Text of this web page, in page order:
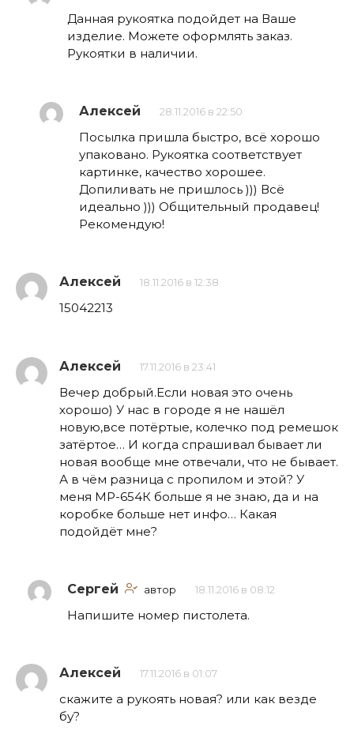
Данная рукоятка подойдет на Ваше
изделие. Можете оформлять заказ.
Рукоятки в наличии.
Алексей 28.11.2016 в 22:50
Посылка пришла быстро, всё хорошо
упаковано. Рукоятка соответствует
картинке, качество хорошее.
Допиливать не пришлось ))) Всё
идеально ))) Общительный продавец!
Рекомендую!
Алексей 18.11.2016 в 12:38
15042213
Алексей 17.11.2016 в 23:41
Вечер добрый.Если новая это очень
хорошо) У нас в городе я не нашёл
новую,все потёртые, колечко под ремешок
затёртое… И когда спрашивал бывает ли
новая вообще мне отвечали, что не бывает.
А в чём разница с пропилом и этой? У
меня МР-654К больше я не знаю, да и на
коробке больше нет инфо… Какая
подойдёт мне?
Сергей автор 18.11.2016 в 08:12
Напишите номер пистолета.
Алексей 17.11.2016 в 01:07
скажите а рукоять новая? или как везде
бу?